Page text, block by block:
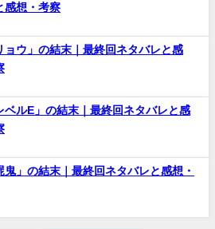
感想・考察
ョウ」の結末｜最終回ネタバレと感
ベルE」の結末｜最終回ネタバレと感
鬼」の結末｜最終回ネタバレと感想・